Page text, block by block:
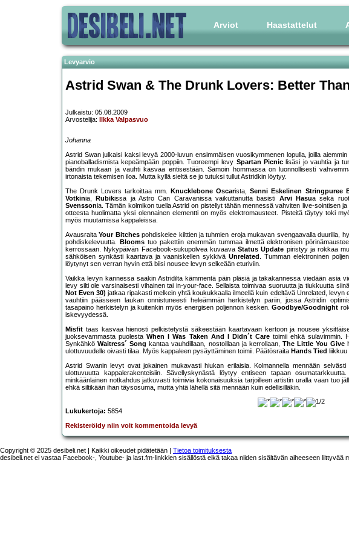
Arviot Haastattelut
Levyarvio
Astrid Swan & The Drunk Lovers: Better
Julkaistu: 05.08.2009
Arvostelija:
Ilkka Valpasvuo
Johanna
Astrid Swan julkaisi kaksi levyä 2000-luvun ensimmäisen vuosikymmenen lopulla, joilla aiemmin
pianoballadismista kepeämpään poppiin. Tuoreempi levy Spartan Picnic lisäsi jo vauhtia ja
bändin mukaan ja vauhti kasvaa entisestään. Samoin hommassa on luonnollisesti
irtonaista tekemisen iloa. Mutta kyllä sieltä se jo tutuksi tullut Astridkin löytyy.
The Drunk Lovers tarkoittaa mm.
Knucklebone Oscarista,Senni Eskelinen Stringpuree
Votkinia, Rubikissa ja Astro Can Caravanissa vaikuttanutta basisti Arvi Hasua sekä
Svenssonia. Tämän kolmikon tuella Astrid on pistellyt tähän mennessä vahviten live-sointisen
otteesta huolimatta yksi olennainen elementti on myös elektromausteet. Pisteitä täytyy toki
myös muutamissa kappaleissa.
AvausraitaYour Bitchespohdiskelee kilttien ja tuhmien eroja mukavan svengaavalla duurilla,
pohdiskelevuutta.
Bloomstuo pakettiin enemmän tummaa ilmettä elektronisen
kerrossaan. Nykypäivän Facebook-sukupolvea kuvaavaStatus Update piristyy ja rokkaa
sähköisen synkästi kaartava ja vaaniskellen sykkivä Unrelated . Tumman elektroninen
löytynyt sen verran hyvin että biisi nousee levyn selkeään eturiviin.
Vaikka levyn kannessa saakin Astridilta kämmentä päin pläsiä ja takakannessa viedään asia
levy silti ole varsinaisesti vihainen tai in-your-face. Sellaista toimivaa suoruutta ja tiukkuutta
Not Even 30) jatkaa ripakasti melkein yhtä koukukkaalla ilmeellä kuin edeltävä Unrelated, levyn
vauhtiin päässeen laukan onnistuneesti heleämmän herkistelyn pariin, jossa Astridin
tasapaino herkistelyn ja kuitenkin myös energisen poljennon kesken.Goodbye/Goodnight
iskevyydessä.
Misfit taas kasvaa hienosti pelkistetystä säkeestään kaartavaan kertoon ja nousee
juoksevammasta puolestaWhen I Was Taken And I Didn´t Caretoimii ehkä sulavimmin.
SynkähköWaitress´ Song kantaa vauhdillaan, nostoillaan ja kerrollaan, The Little You Give
ulottuvuudelle oivasti tilaa. Myös kappaleen pysäyttäminen toimii. Päätösraita Hands Tied
Astrid Swanin levyt ovat jokainen mukavasti hiukan erilaisia. Kolmannella mennään
ulottuvuutta kappalerakenteisiin. Sävellyskynästä löytyy entiseen tapaan
minkäänlainen notkahdus jatkuvasti toimivia kokonaisuuksia tarjoilleen artistin uralla vaan tuo
ehkä siltikään ihan täysosuma, mutta yhtä lähellä sitä mennään kuin edellisilläkin.
Lukukertoja: 5854
Rekisteröidy niin voit kommentoida levyä
Copyright © 2025 desibeli.net | Kaikki oikeudet pidätetään | Tietoa toimituksesta
desibeli.net ei vastaa Facebook-, Youtube- ja last.fm-linkkien sisällöstä eikä takaa niiden sisältävän aiheeseen liittyvää